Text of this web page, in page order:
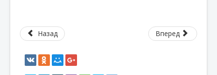
Назад Вперед